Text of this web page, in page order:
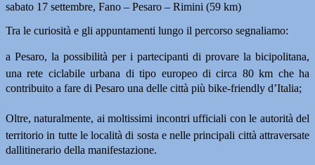
sabato 17 settembre, Fano – Pesaro – Rimini (59 km)
Tra le curiosità e gli appuntamenti lungo il percorso segnaliamo:
a Pesaro, la possibilità per i partecipanti di provare la bicipolitana,
una rete ciclabile urbana di tipo europeo di circa 80 km che ha
contribuito a fare di Pesaro una delle città più bike-friendly d’Italia;
Oltre, naturalmente, ai moltissimi incontri ufficiali con le autorità del
territorio in tutte le località di sosta e nelle principali città attraversate
dallitinerario della manifestazione.